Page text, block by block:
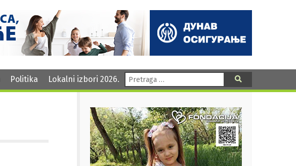
Politika Lokalni izbori 2026. Pretraga: